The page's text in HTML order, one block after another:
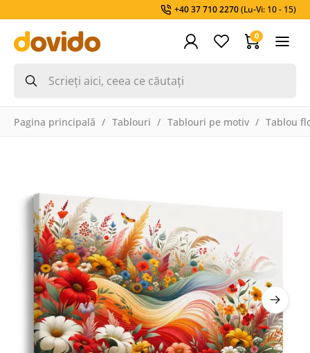
+40 37 710 2270(Lu-Vi: 10 - 15)
0
Pagina principală Tablouri Tablouri pe motiv Tablou